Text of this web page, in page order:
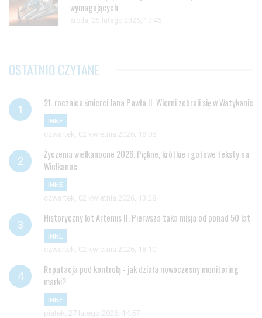
wymagających
środa, 25 lutego 2026, 13:45
OSTATNIO CZYTANE
21. rocznica śmierci Jana Pawła II. Wierni zebrali się w Watykanie
INNE
czwartek, 02 kwietnia 2026, 18:08
Życzenia wielkanocne 2026. Piękne, krótkie i gotowe teksty na
Wielkanoc
INNE
czwartek, 02 kwietnia 2026, 13:28
Historyczny lot Artemis II. Pierwsza taka misja od ponad 50 lat
INNE
czwartek, 02 kwietnia 2026, 18:10
Reputacja pod kontrolą - jak działa nowoczesny monitoring
marki?
INNE
piątek, 27 lutego 2026, 14:57